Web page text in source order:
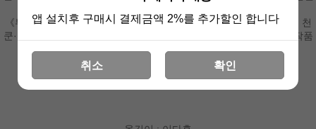
《부요황후》는 양미·롼징톈 주연의 드라마《부요》로, 《황권》은 천
쿤·니니 주연의 드라마《천성장가》로 각색되었다. 현재까지 여섯 작품
이 드라마와 게임 등으로 제작되었다.
앱 설치후 구매시 결제금액 2%를 추가할인 합니다
취소 확인